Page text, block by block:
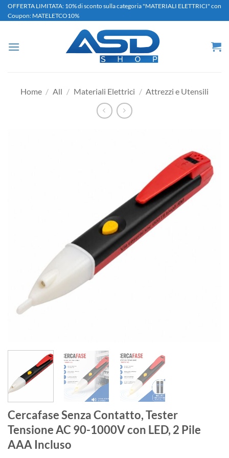
Salta
ai
OFFERTA LIMITATA: 10% di sconto sulla categoria "MATERIALI ELETTRICI" con
Coupon: MATELETCO10%
Home / All / Materiali Elettrici / Attrezzi e Utensili
Cercafase Senza Contatto, Tester
Tensione AC 90-1000V con LED, 2 Pile
AAA Incluso